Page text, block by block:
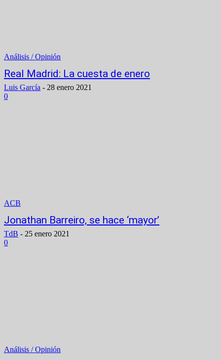
Análisis / Opinión
Real Madrid: La cuesta de enero
Luis García - 28 enero 2021
0
ACB
Jonathan Barreiro, se hace ‘mayor’
TdB - 25 enero 2021
0
Análisis / Opinión